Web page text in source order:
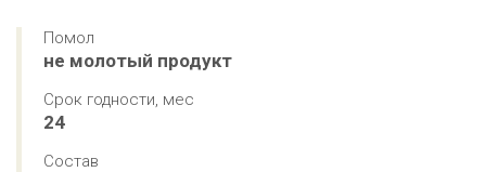
Помол
не молотый продукт
Срок годности, мес
24
Состав